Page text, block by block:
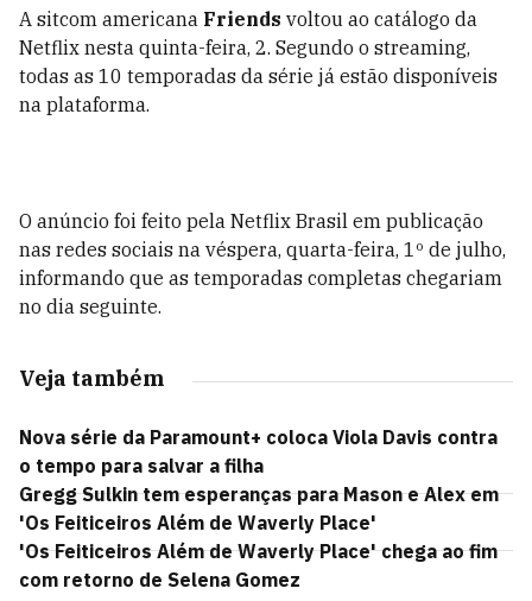
A sitcom americana Friends voltou ao catálogo da
Netflix nesta quinta-feira, 2. Segundo o streaming,
todas as 10 temporadas da série já estão disponíveis
na plataforma.
O anúncio foi feito pela Netflix Brasil em publicação
nas redes sociais na véspera, quarta-feira, 1º de julho,
informando que as temporadas completas chegariam
no dia seguinte.
Veja também
Nova série da Paramount+ coloca Viola Davis contra
o tempo para salvar a filha
Gregg Sulkin tem esperanças para Mason e Alex em
'Os Feiticeiros Além de Waverly Place'
'Os Feiticeiros Além de Waverly Place' chega ao fim
com retorno de Selena Gomez